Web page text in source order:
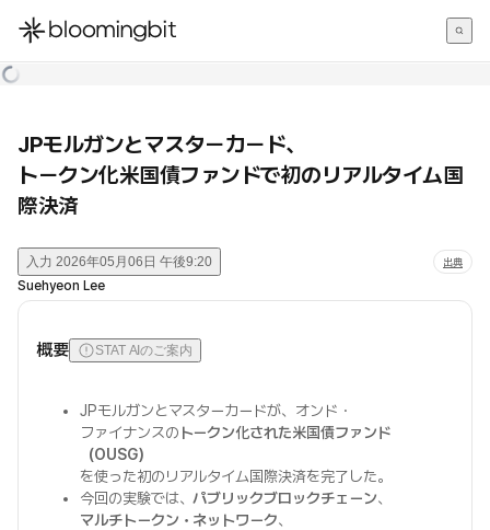
한국어
JPモルガンとマスターカード、
トークン化米国債ファンドで初のリアルタイム国
際決済
入力 2026年05月06日 午後9:20 出典
Suehyeon Lee
概要 STAT AIのご案内
JPモルガンとマスターカードが、オンド・
ファイナンスの トークン化された米国債ファンド
（OUSG）
を使った初のリアルタイム国際決済を完了した。
今回の実験では、パブリックブロックチェーン、
マルチトークン・ネットワーク、